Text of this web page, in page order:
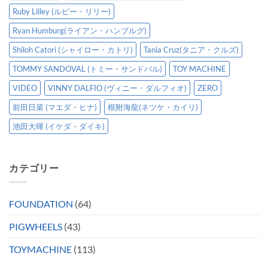
Ruby Lilley (ルビー・リリー)
Ryan Humburg(ライアン・ハンブルグ)
Shiloh Catori (シャイロー・カトリ)
Tania Cruz(タニア・クルズ)
TOMMY SANDOVAL (トミー・サンドバル)
TOY MACHINE
VIDEO
VINNY DALFIO (ヴィニー・ダルフィオ)
ZERO
前田日菜 (マエダ・ヒナ)
根附海龍(ネツケ・カイリ)
池田大暉 (イケダ・ダイキ)
カテゴリー
FOUNDATION (64)
PIGWHEELS (43)
TOYMACHINE (113)